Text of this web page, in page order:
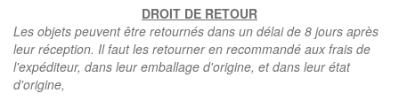
DROIT DE RETOUR
Les objets peuvent être retournés dans un délai de 8 jours après
leur réception. Il faut les retourner en recommandé aux frais de
l'expéditeur, dans leur emballage d'origine, et dans leur état
d'origine,